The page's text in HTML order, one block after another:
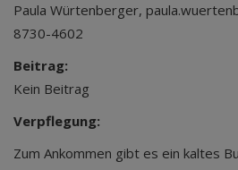
Paula Würtenberger,
8730-4602
Beitrag:
Kein Beitrag
Verpflegung:
Zum Ankommen gibt es ein kaltes